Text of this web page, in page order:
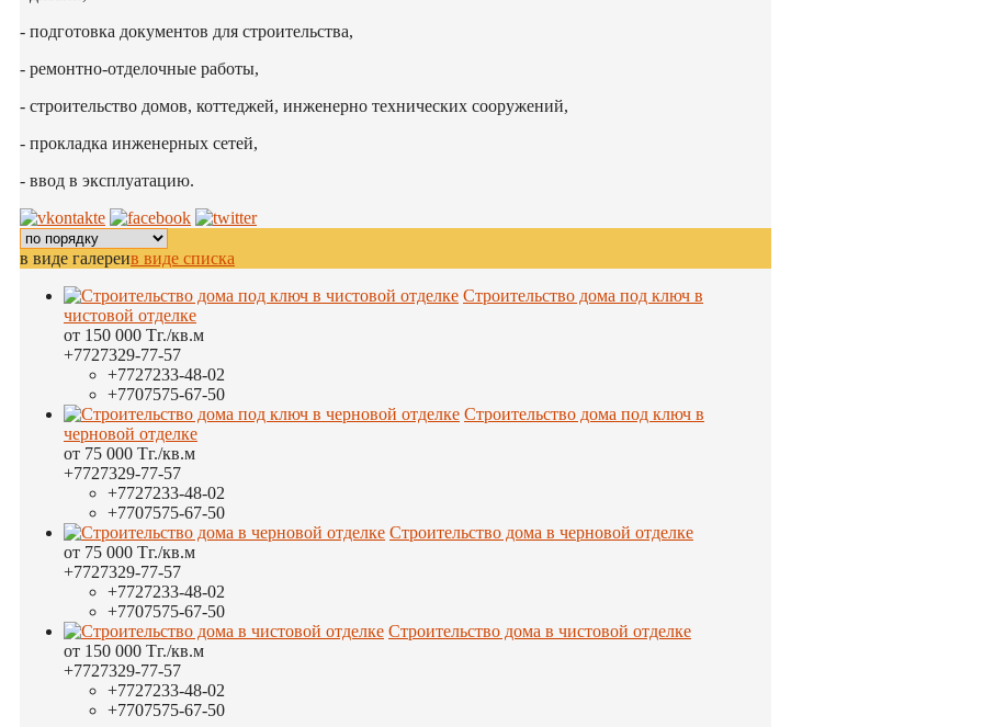
- подготовка документов для строительства,
- ремонтно-отделочные работы,
- строительство домов, коттеджей, инженерно технических сооружений,
- прокладка инженерных сетей,
- ввод в эксплуатацию.
в виде галереив виде списка
Строительство дома под ключ в
чистовой отделке
от 150 000 Тг./кв.м
+7727329-77-57
+7727233-48-02
+7707575-67-50
Строительство дома под ключ в
черновой отделке
от 75 000 Тг./кв.м
+7727329-77-57
+7727233-48-02
+7707575-67-50
Строительство дома в черновой отделке
от 75 000 Тг./кв.м
+7727329-77-57
+7727233-48-02
+7707575-67-50
Строительство дома в чистовой отделке
от 150 000 Тг./кв.м
+7727329-77-57
+7727233-48-02
+7707575-67-50